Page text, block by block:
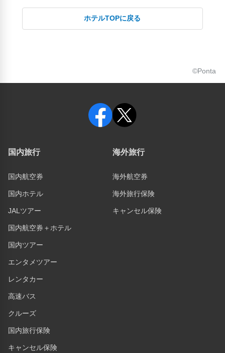
ホテルTOPに戻る
©Ponta
国内旅行
国内航空券
国内ホテル
JALツアー
国内航空券＋ホテル
国内ツアー
エンタメツアー
レンタカー
高速バス
クルーズ
国内旅行保険
キャンセル保険
海外旅行
海外航空券
海外旅行保険
キャンセル保険